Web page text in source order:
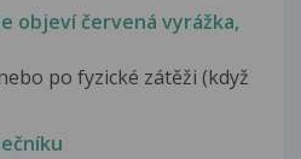
objeví červená vyrážka,
po fyzické zátěži (když